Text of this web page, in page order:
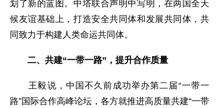
划了新的蓝图。中塔联合声明中写明，在两国全天
候友谊基础上，打造安全共同体和发展共同体，共
同致力于构建人类命运共同体。
二、共建“一带一路”，提升合作质量
王毅说，中国不久前成功举办第二届“一带一
路”国际合作高峰论坛，各方就推进高质量共建“一带